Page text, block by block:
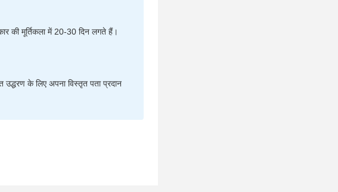
की मूर्तिकला में 20-30 दिन लगते हैं।
के लिए अपना विस्तृत पता प्रदान